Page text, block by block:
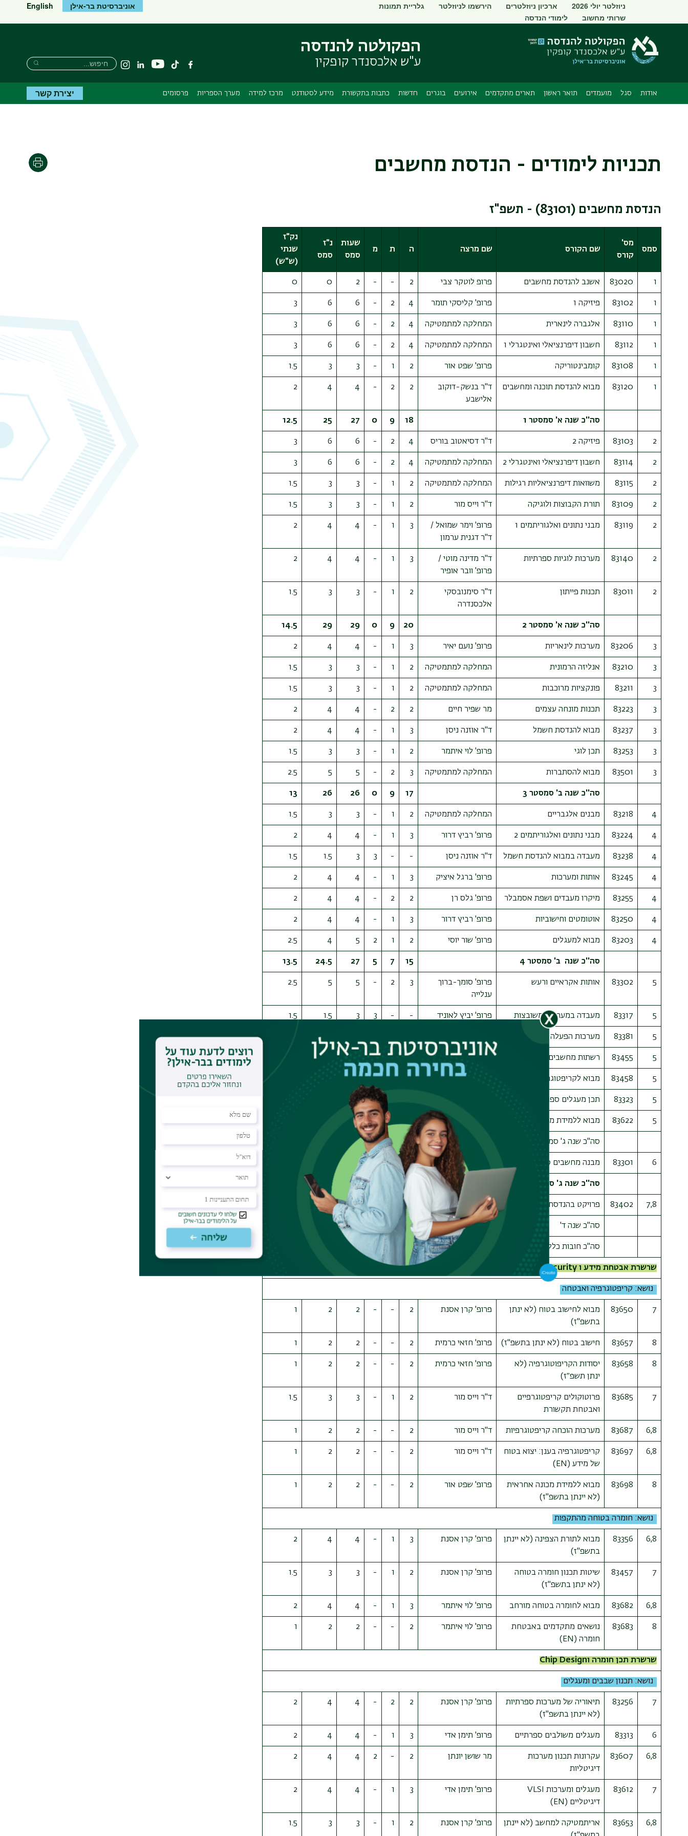
ראשי
תפריט
משני
ניוזלטר יולי 2026 ארכיון ניוזלטרים הירשמו לניוזלטר
גלריית תמונות
שרותי מחשוב
לימודי הנדסה
אוניברסיטת בר-אילן English
הפקולטה להנדסה
ע"ש אלכסנדר קופקין פייסבוקtiktok יוטיוב Linkedin
Instagram
חיפוש
חיפוש
חיפוש
אודות סגל מועמדים תואר ראשון תארים מתקדמים אירועים בוגרים חדשות כתבות בתקשורת מידע לסטודנט מרכז למידה מערך הספריות פרסומים יצירת קשר
תכניות לימודים - הנדסת מחשבים הדפסה
הנדסת מחשבים (83101) - תשפ"ז
סמס
מס'
קורס
שם הקורס שם מרצה ה ת מ
שעות
סמס
נ"ז
סמס
נק"ז
שנתי
(ש"ש)
1
83020 אשנב להנדסת מחשבים פרופ לוטקר צבי 2
-
-
2
0
0
1
83102 פיזיקה 1 פרופ' קליסקי תומר 4
2
-
6
6
3
1
83110 אלגברה לינארית המחלקה למתמטיקה 4
2
-
6
6
3
1
83112 חשבון דיפרנציאלי ואינטגרלי 1 המחלקה למתמטיקה 4
2
-
6
6
3
1
83108 קומבינטוריקה פרופ' שפט אור 2
1
-
3
3
1.5
1
83120 מבוא להנדסת תוכנה ומחשבים
ד"ר בנשק-דוקוב
אלישבע
2
2
-
4
4
2
סה''כ שנה א' סמסטר 1 18
9
0
27
25
12.5
2
83103 פיזיקה 2 ד"ר דסיאטוב בוריס 4
2
-
6
6
3
2
83114 חשבון דיפרנציאלי ואינטגרלי 2 המחלקה למתמטיקה 4
2
-
6
6
3
2
83115 משוואות דיפרנציאליות רגילות המחלקה למתמטיקה 2
1
-
3
3
1.5
2
83109 תורת הקבוצות ולוגיקה ד"ר וייס מור 2
1
-
3
3
1.5
2
83119 מבני נתונים ואלגוריתמים 1
פרופ' וימר שמואל /
ד"ר דגנית ערמון
3
1
-
4
4
2
2
83140 מערכות לוגיות ספרתיות
ד"ר מדינה מוטי /
פרופ' וובר אופיר
3
1
-
4
4
2
2
83011 תכנות פייתון
ד"ר סימנובסקי
אלכסנדרה
2
1
-
3
3
1.5
סה''כ שנה א' סמסטר 2 20
9
0
29
29
14.5
3
83206 מערכות לינאריות פרופ' נועם יאיר 3
1
-
4
4
2
3
83210 אנליזה הרמונית המחלקה למתמטיקה 2
1
-
3
3
1.5
3
83211 פונקציות מרוכבות המחלקה למתמטיקה 2
1
-
3
3
1.5
3
83223 תכנות מונחה עצמים מר שפיר חיים 2
2
-
4
4
2
3
83237 מבוא להנדסת חשמל ד"ר אוזנה ניסן 3
1
-
4
4
2
3
83253 תכן לוגי פרופ' לוי איתמר 2
1
-
3
3
1.5
3
83501 מבוא להסתברות המחלקה למתמטיקה 3
2
-
5
5
2.5
סה''כ שנה ב' סמסטר 3 17
9
0
26
26
13
4
83218 מבנים אלגבריים המחלקה למתמטיקה 2
1
-
3
3
1.5
4
83224 מבני נתונים ואלגוריתמים 2 פרופ' רביץ דרור 3
1
-
4
4
2
4
83238 מעבדה במבוא להנדסת חשמל ד"ר אוזנה ניסן -
-
3
3
1.5
1.5
4
83245 אותות ומערכות פרופ' ברגל איציק 3
1
-
4
4
2
4
83255 מיקרו מעבדים ושפת אסמבלר פרופ' גלס רן 2
2
-
4
4
2
4
83250 אוטומטים וחישוביות פרופ' רביץ דרור 3
1
-
4
4
2
4
83203 מבוא למעגלים פרופ' שור יוסי 2
1
2
5
4
2.5
סה''כ שנה ב' סמסטר 4 15
7
5
27
24.5
13.5
5
83302 אותות אקראיים ורעש
פרופ' סומך-ברוך
ענלייה
3
2
-
5
5
2.5
5
83317 מעבדה במערכות משובצות פרופ' יביץ לאוניד -
-
3
3
1.5
1.5
5
83381 מערכות הפעלה
5
83455 רשתות מחשבים ואינטרנט מר שפיר חיים 3
1
-
5
83458 מבוא לקריפטוגרפיה פרופ' גלס רן 2
1
-
3
5
83323 תכן מעגלים ספרתיים 2
5
5
83622 מבוא ללמידת מכונה פרופ' גולדברגר יעקב 2
-
3
סה''כ שנה ג' סמסטר 5 14
8
5
27
6
83301 מבנה מחשבים ספרתיים פרופ' יביץ לאוניד 3
1
4
סה''כ שנה ג' סמסטר 6 4
4
7,8
83402 פרויקט בהנדסת מחשבים -
7
סה''כ שנה ד' 7
0
0
סה"כ חובות כלליות 94
10
147
שרשרת אבטחת מידע ו Cybersecurity
נושא: קריפטוגרפיה ואבטחה
7
83650 מבוא לחישוב בטוח (לא ינתן
בתשפ"ז)
פרופ' קרן אסנת 2
-
-
2
2
1
8
83657 חישוב בטוח (לא ינתן בתשפ"ז) פרופ' חזאי כרמית 2
-
-
2
2
1
8
83658 יסודות הקריפוטוגרפיה (לא
ינתן תשפ״ז)
פרופ' חזאי כרמית 2
-
-
2
2
1
7
83685
פרוטוקולים קריפטוגרפיים
ואבטחת תקשורת
ד"ר וייס מור 2
1
-
3
3
1.5
6,8
83687 מערכות הוכחה קריפטוגרפיות ד"ר וייס מור 2
-
-
2
2
1
6,8
83697
קריפטוגרפיה בענן: יצוא בטוח
של מידע (EN)
ד"ר וייס מור 2
-
-
2
2
1
8
83698
מבוא ללמידת מכונה אחראית
(לא יינתן בתשפ"ז)
פרופ' שפט אור 2
-
-
2
2
1
נושא: חומרה בטוחה מהתקפות
6,8
83356 מבוא לתורת הצפינה (לא יינתן
בתשפ"ז)
פרופ' קרן אסנת 3
1
-
4
4
2
7
83457
שיטות תכנון חומרה בטוחה
(לא ינתן בתשפ"ז)
פרופ' קרן אסנת 2
1
-
3
3
1.5
6,8
83682 מבוא לחומרה בטוחה מורחב פרופ' לוי איתמר 3
1
-
4
4
2
8
83683
נושאים מתקדמים באבטחת
חומרה (EN)
פרופ' לוי איתמר 2
-
-
2
2
1
שרשרת תכן חומרה וChip Design
נושא: תכנון שבבים ומעגלים
7
83256
תיאוריה של מערכות ספרתיות
(לא יינתן בתשפ"ז)
פרופ' קרן אסנת 2
2
-
4
4
2
6
83313 מעגלים משולבים ספרתיים פרופ' תימן אדי 3
1
-
4
4
2
6,8
83607
עקרונות תכנון מערכות
דיגיטליות
מר שושן יונתן 2
-
2
4
4
2
7
83612
מעגלים ומערכות VLSI
דיגיטליים (EN)
פרופ' תימן אדי 3
1
-
4
4
2
6,8
83653 אריתמטיקה למחשב (לא יינתן
פרופ' קרן אסנת 2
1
-
3
3
1.5